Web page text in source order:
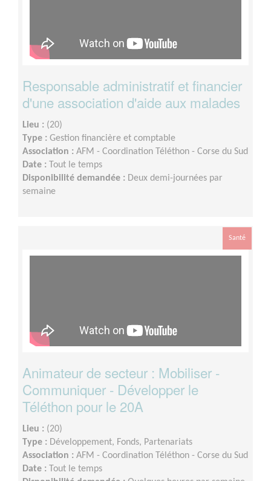
Responsable administratif et financier
d'une association d'aide aux malades
Lieu : (20)
Type : Gestion financière et comptable
Association : AFM - Coordination Téléthon - Corse du Sud
Date :
Tout le temps
Disponibilité demandée : Deux demi-journées par
semaine
Santé
Animateur de secteur : Mobiliser -
Communiquer - Développer le
Téléthon pour le 20A
Lieu : (20)
Type : Développement, Fonds, Partenariats
Association : AFM - Coordination Téléthon - Corse du Sud
Date :
Tout le temps